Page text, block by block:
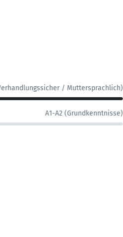
/ Muttersprachlich)
A1-A2 (Grundkenntnisse)